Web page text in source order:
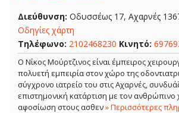
Διεύθυνση: Οδυσσέως 17, Αχαρνές
Οδηγίες χάρτη
Τηλέφωνο: 2102468230 Κινητό:
Ο Νίκος Μούρτζινος είναι έμπειρος
πολυετή εμπειρία στον χώρο της
σύγχρονο ιατρείο του στις Αχαρνές,
επιστημονική κατάρτιση με τον ανθρώπινο
αφοσίωση στους ασθεν» Περισσότερες